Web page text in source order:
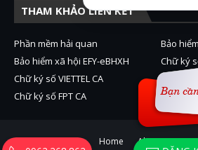
THAM KHẢO LIÊN KẾT
Phần mềm hải quan
Bảo
Bảo hiểm xã hội EFY-eBHXH
Chữ ký
Chữ ký số VIETTEL CA
Chữ ký
Chữ ký số FPT CA
Home About